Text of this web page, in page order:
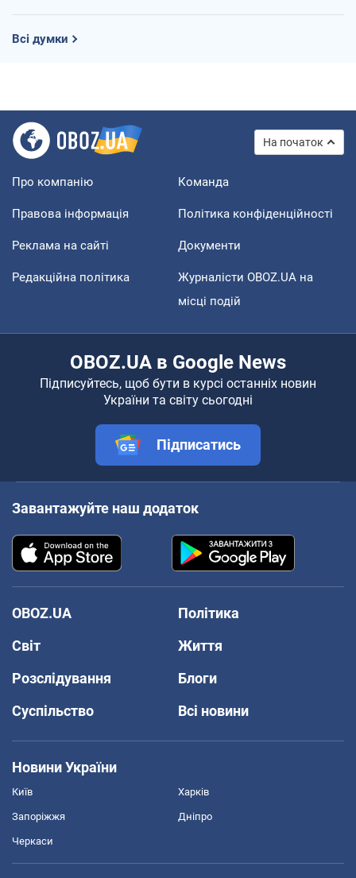
Всі думки
На початок
Про компанію Команда
Правова інформація Політика конфіденційності
Реклама на сайті Документи
Редакційна політика
Журналісти OBOZ.UA на
місці подій
OBOZ.UA в Google News
Підписуйтесь, щоб бути в курсі останніх новин
України та світу сьогодні
Підписатись
Завантажуйте наш додаток
OBOZ.UA
Політика
Світ
Життя
Розслідування
Блоги
Суспільство
Всі новини
Новини України
Київ Харків
Запоріжжя Дніпро
Черкаси